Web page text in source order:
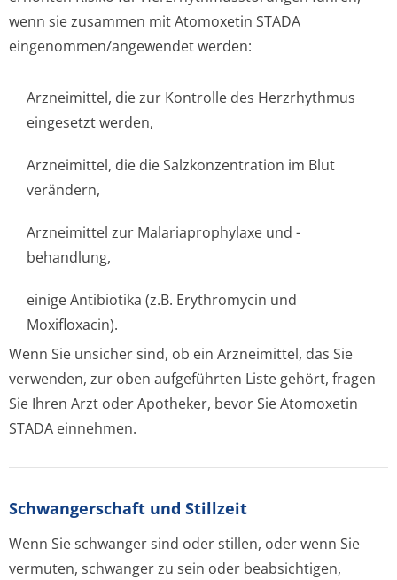
wenn sie zusammen mit Atomoxetin STADA
eingenommen/an­gewendet werden:
Arzneimittel, die zur Kontrolle des Herzrhythmus
eingesetzt werden,
Arzneimittel, die die Salzkonzentration im Blut
verändern,
Arzneimittel zur Malariaprophylaxe und -
behandlung,
einige Antibiotika (z.B. Erythromycin und
Moxifloxacin).
Wenn Sie unsicher sind, ob ein Arzneimittel, das Sie
verwenden, zur oben aufgeführten Liste gehört, fragen
Sie Ihren Arzt oder Apotheker, bevor Sie Atomoxetin
STADA einnehmen.
Schwangerschaft und Stillzeit
Wenn Sie schwanger sind oder stillen, oder wenn Sie
vermuten, schwanger zu sein oder beabsichtigen,